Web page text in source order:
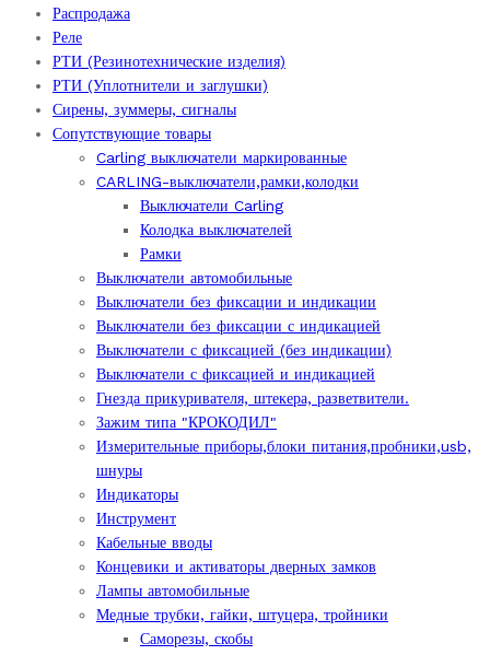
Распродажа
Реле
РТИ (Резинотехнические изделия)
РТИ (Уплотнители и заглушки)
Сирены, зуммеры, сигналы
Сопутствующие товары
Carling выключатели маркированные
CARLING-выключатели,рамки,колодки
Выключатели Carling
Колодка выключателей
Рамки
Выключатели автомобильные
Выключатели без фиксации и индикации
Выключатели без фиксации с индикацией
Выключатели с фиксацией (без индикации)
Выключатели с фиксацией и индикацией
Гнезда прикуривателя, штекера, разветвители.
Зажим типа "КРОКОДИЛ"
Измерительные приборы,блоки питания,пробники,usb,
шнуры
Индикаторы
Инструмент
Кабельные вводы
Концевики и активаторы дверных замков
Лампы автомобильные
Медные трубки, гайки, штуцера, тройники
Саморезы, скобы